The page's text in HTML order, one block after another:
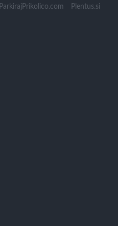
ParkirajPrikolico.com Plentus.si